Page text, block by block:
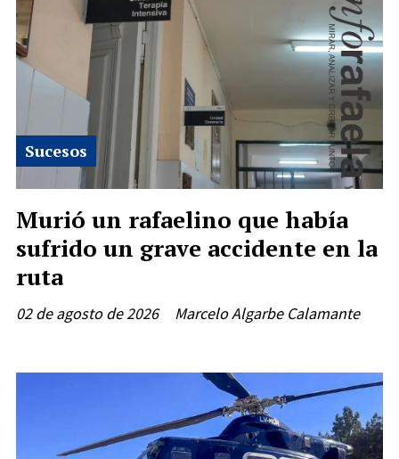
Murió un rafaelino que había
sufrido un grave accidente en la
ruta
Marcelo Algarbe Calamante
Sucesos
02 de agosto de 2026